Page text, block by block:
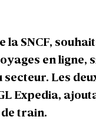
SNCF,
en ligne,
Les
Expedia,
train.